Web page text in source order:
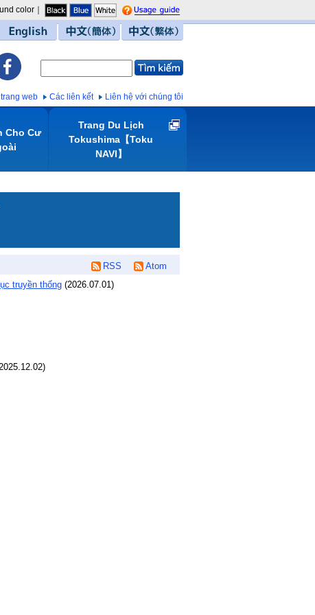
color｜
guide
web Các liên kết Liên hệ với chúng tôi
Cho Cư
Trang Du Lịch
Tokushima【Toku
NAVI】
RSS
Atom
truyền thống (2026.07.01)
)